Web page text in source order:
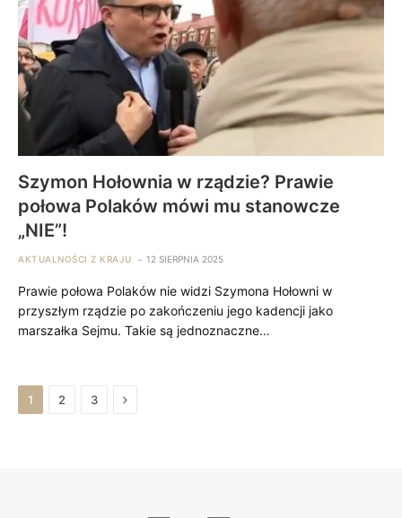
Szymon Hołownia w rządzie? Prawie
połowa Polaków mówi mu stanowcze
„NIE”!
AKTUALNOŚCI Z KRAJU 12 SIERPNIA 2025
Prawie połowa Polaków nie widzi Szymona Hołowni w
przyszłym rządzie po zakończeniu jego kadencji jako
marszałka Sejmu. Takie są jednoznaczne…
1 2 3 Next